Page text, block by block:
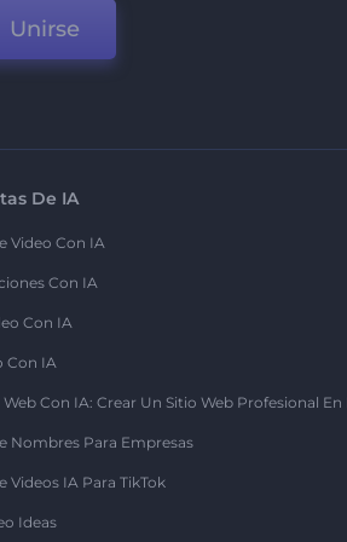
Unirse
De IA
Video Con IA
Con IA
Con IA
Con IA
Con IA: Crear Un Sitio Web Profesional
Nombres Para Empresas
Videos IA Para TikTok
Ideas